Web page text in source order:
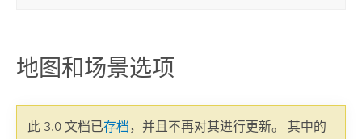
地图和场景选项
此 3.0 文档已存档，并且不再对其进行更新。 其中的